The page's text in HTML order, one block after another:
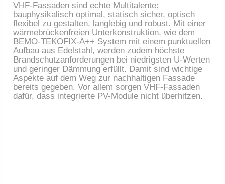
VHF-Fassaden sind echte Multitalente:
bauphysikalisch optimal, statisch sicher, optisch
flexibel zu gestalten, langlebig und robust. Mit einer
wärmebrückenfreien Unterkonstruktion, wie dem
BEMO-TEKOFIX-A++ System mit einem punktuellen
Aufbau aus Edelstahl, werden zudem höchste
Brandschutzanforderungen bei niedrigsten U-Werten
und geringer Dämmung erfüllt. Damit sind wichtige
Aspekte auf dem Weg zur nachhaltigen Fassade
bereits gegeben. Vor allem sorgen VHF-Fassaden
dafür, dass integrierte PV-Module nicht überhitzen.